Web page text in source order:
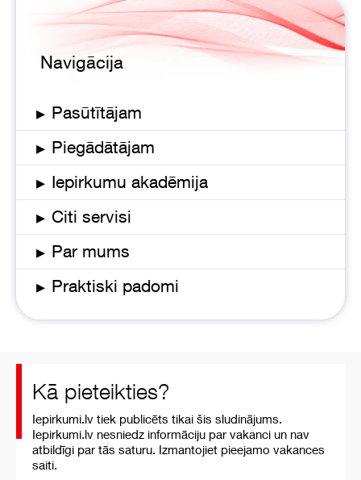
Navigācija
▸ Pasūtītājam
▸ Piegādātājam
▸ Iepirkumu akadēmija
▸ Citi servisi
▸ Par mums
▸ Praktiski padomi
Kā pieteikties?
Iepirkumi.lv tiek publicēts tikai šis sludinājums.
Iepirkumi.lv nesniedz informāciju par vakanci un nav
atbildīgi par tās saturu. Izmantojiet pieejamo vakances
saiti.